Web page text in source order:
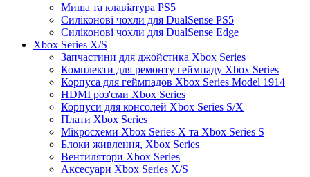
Миша та клавіатура PS5
Силіконові чохли для DualSense PS5
Силіконові чохли для DualSense Edge
Xbox Series X/S
Запчастини для джойстика Xbox Series
Комплекти для ремонту геймпаду Xbox Series
Корпуса для геймпадов Xbox Series Model 1914
HDMI роз'єми Xbox Series
Корпуси для консолей Xbox Series S/X
Плати Xbox Series
Мікросхеми Xbox Series X та Xbox Series S
Блоки живлення, Xbox Series
Вентилятори Xbox Series
Аксесуари Xbox Series X/S